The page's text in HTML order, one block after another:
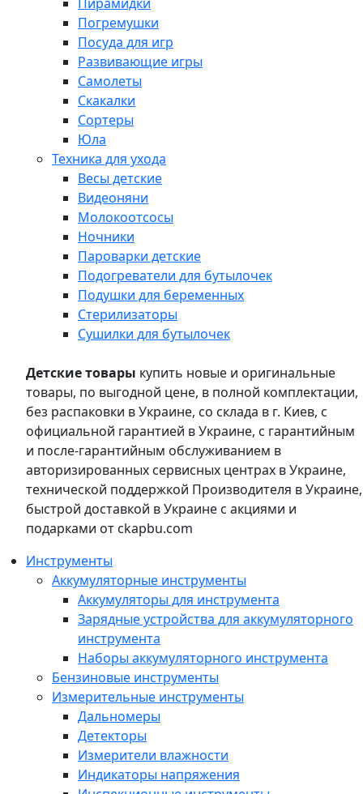
Погремушки
Посуда для игр
Развивающие игры
Самолеты
Скакалки
Сортеры
Юла
Техника для ухода
Весы детские
Видеоняни
Молокоотсосы
Ночники
Пароварки детские
Подогреватели для бутылочек
Подушки для беременных
Стерилизаторы
Сушилки для бутылочек
Детские товары купить новые и оригинальные
товары, по выгодной цене, в полной комплектации,
без распаковки в Украине, со склада в г. Киев, с
официальной гарантией в Украине, с гарантийным
и после-гарантийным обслуживанием в
авторизированных сервисных центрах в Украине,
технической поддержкой Производителя в Украине,
быстрой доставкой в Украине с акциями и
подарками от ckapbu.com
Инструменты
Аккумуляторные инструменты
Аккумуляторы для инструмента
Зарядные устройства для аккумуляторного
инструмента
Наборы аккумуляторного инструмента
Бензиновые инструменты
Измерительные инструменты
Дальномеры
Детекторы
Измерители влажности
Индикаторы напряжения